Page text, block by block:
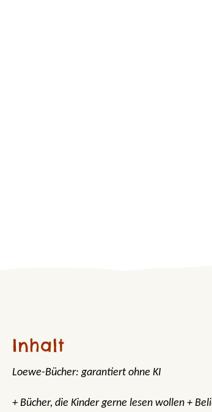
Inhalt
Loewe-Bücher: garantiert ohne KI
+ Bücher, die Kinder gerne lesen wollen +